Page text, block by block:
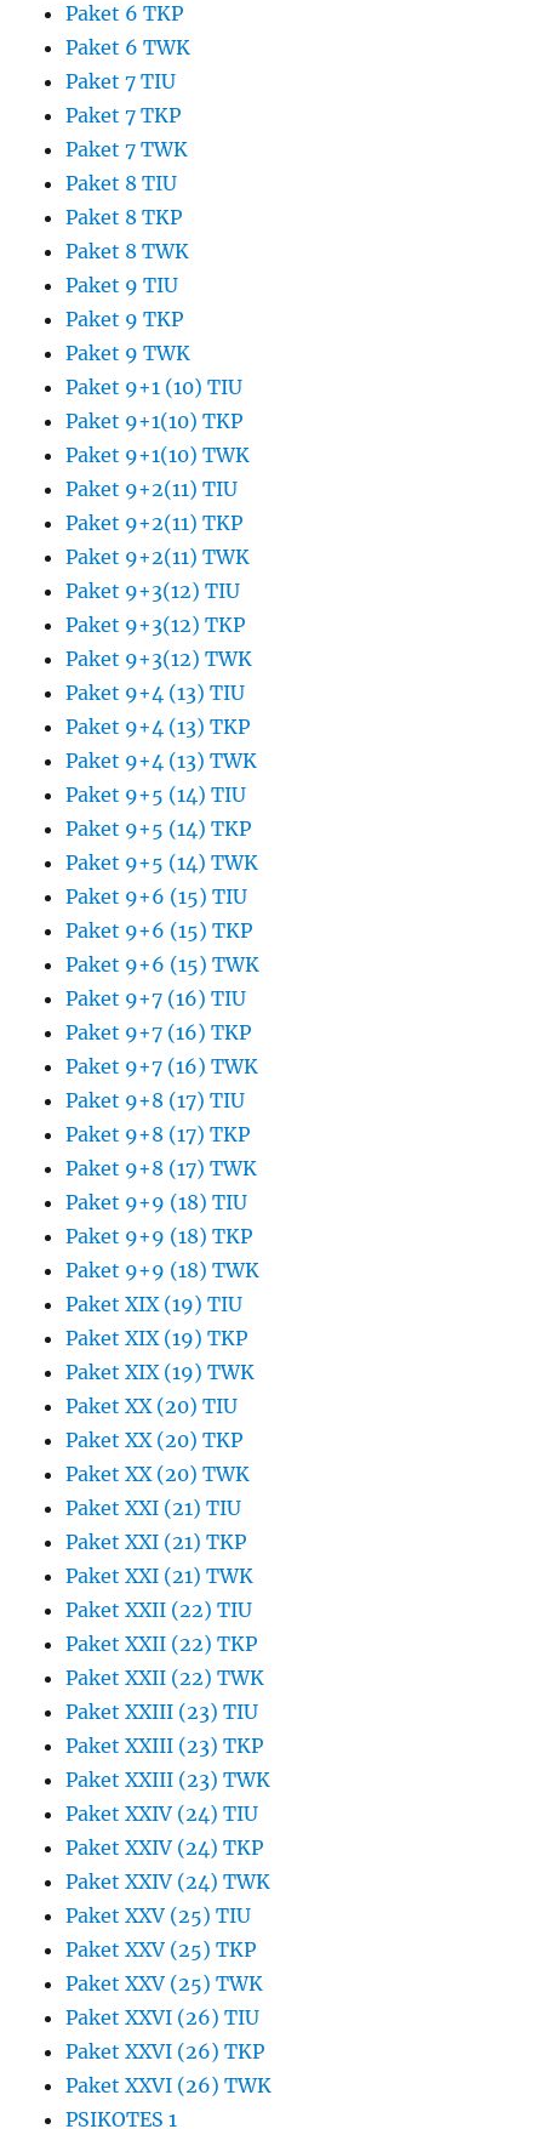
Paket 6 TKP
Paket 6 TWK
Paket 7 TIU
Paket 7 TKP
Paket 7 TWK
Paket 8 TIU
Paket 8 TKP
Paket 8 TWK
Paket 9 TIU
Paket 9 TKP
Paket 9 TWK
Paket 9+1 (10) TIU
Paket 9+1(10) TKP
Paket 9+1(10) TWK
Paket 9+2(11) TIU
Paket 9+2(11) TKP
Paket 9+2(11) TWK
Paket 9+3(12) TIU
Paket 9+3(12) TKP
Paket 9+3(12) TWK
Paket 9+4 (13) TIU
Paket 9+4 (13) TKP
Paket 9+4 (13) TWK
Paket 9+5 (14) TIU
Paket 9+5 (14) TKP
Paket 9+5 (14) TWK
Paket 9+6 (15) TIU
Paket 9+6 (15) TKP
Paket 9+6 (15) TWK
Paket 9+7 (16) TIU
Paket 9+7 (16) TKP
Paket 9+7 (16) TWK
Paket 9+8 (17) TIU
Paket 9+8 (17) TKP
Paket 9+8 (17) TWK
Paket 9+9 (18) TIU
Paket 9+9 (18) TKP
Paket 9+9 (18) TWK
Paket XIX (19) TIU
Paket XIX (19) TKP
Paket XIX (19) TWK
Paket XX (20) TIU
Paket XX (20) TKP
Paket XX (20) TWK
Paket XXI (21) TIU
Paket XXI (21) TKP
Paket XXI (21) TWK
Paket XXII (22) TIU
Paket XXII (22) TKP
Paket XXII (22) TWK
Paket XXIII (23) TIU
Paket XXIII (23) TKP
Paket XXIII (23) TWK
Paket XXIV (24) TIU
Paket XXIV (24) TKP
Paket XXIV (24) TWK
Paket XXV (25) TIU
Paket XXV (25) TKP
Paket XXV (25) TWK
Paket XXVI (26) TIU
Paket XXVI (26) TKP
Paket XXVI (26) TWK
PSIKOTES 1